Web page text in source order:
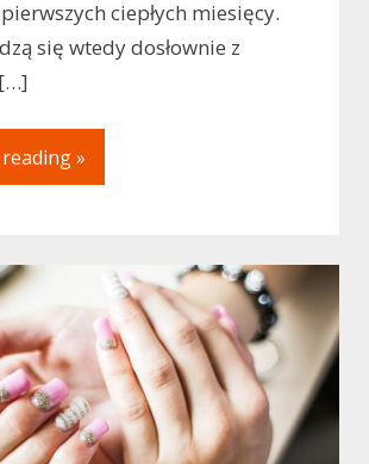
ciepłych miesięcy.
się wtedy dosłownie z
»